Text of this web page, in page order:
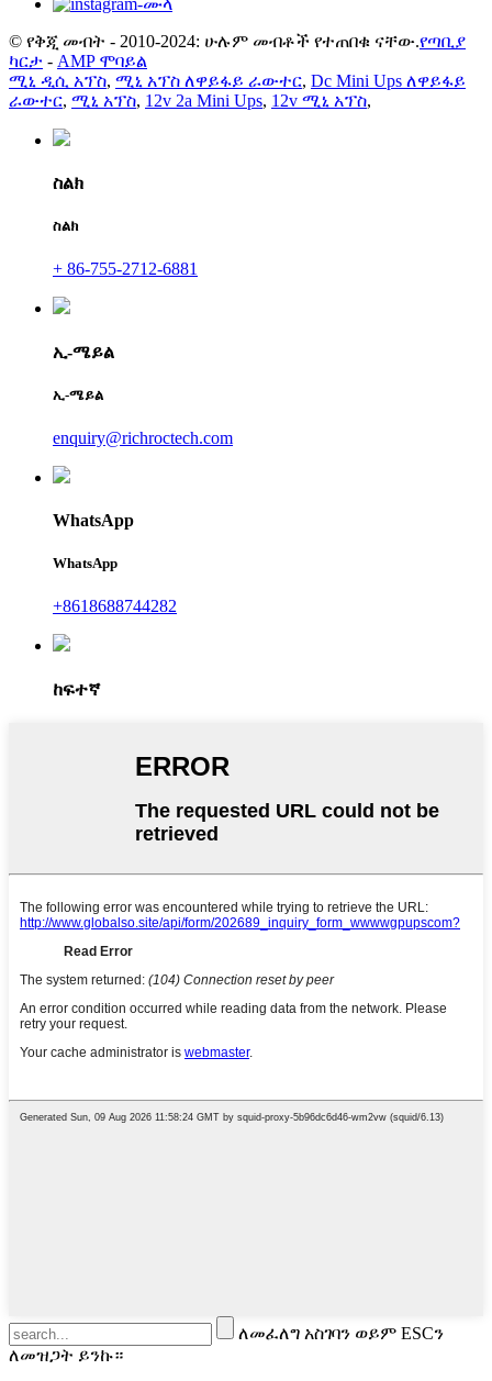
© የቅጂ መብት - 2010-2024: ሁሉም መብቶች የተጠበቁ ናቸው.የጣቢያ
ካርታ - AMP ሞባይል
ሚኒ ዲሲ አፕስ, ሚኒ አፕስ ለዋይፋይ ራውተር, Dc Mini Ups ለዋይፋይ
ራውተር, ሚኒ አፕስ, 12v 2a Mini Ups, 12v ሚኒ አፕስ,
ስልክ
ስልክ
+ 86-755-2712-6881
ኢ-ሜይል
ኢ-ሜይል
enquiry@richroctech.com
WhatsApp
WhatsApp
+8618688744282
ከፍተኛ
ለመፈለግ አስገባን ወይም ESCን
ለመዝጋት ይንኩ።